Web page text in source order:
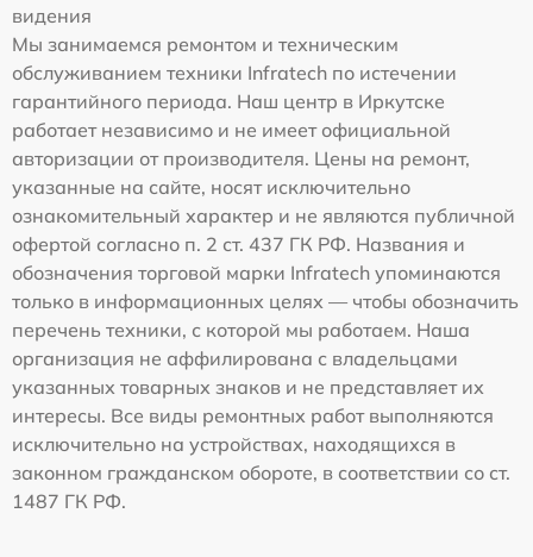
видения
Мы занимаемся ремонтом и техническим
обслуживанием техники Infratech по истечении
гарантийного периода. Наш центр в Иркутске
работает независимо и не имеет официальной
авторизации от производителя. Цены на ремонт,
указанные на сайте, носят исключительно
ознакомительный характер и не являются публичной
офертой согласно п. 2 ст. 437 ГК РФ. Названия и
обозначения торговой марки Infratech упоминаются
только в информационных целях — чтобы обозначить
перечень техники, с которой мы работаем. Наша
организация не аффилирована с владельцами
указанных товарных знаков и не представляет их
интересы. Все виды ремонтных работ выполняются
исключительно на устройствах, находящихся в
законном гражданском обороте, в соответствии со ст.
1487 ГК РФ.